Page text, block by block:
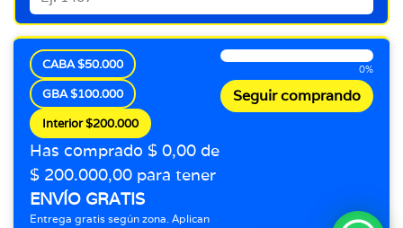
CABA $50.000
GBA $100.000
Interior $200.000
Has comprado $ 0,00 de
$ 200.000,00 para tener
ENVÍO GRATIS
Entrega gratis según zona. Aplican
0%
Seguir comprando